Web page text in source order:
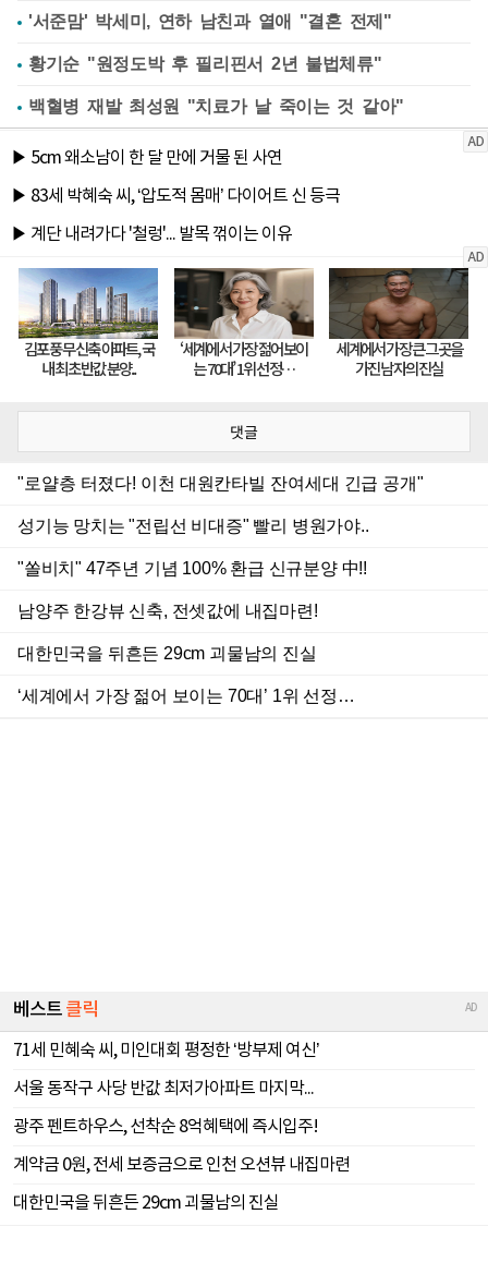
'서준맘' 박세미, 연하 남친과 열애 "결혼 전제"
황기순 "원정도박 후 필리핀서 2년 불법체류"
백혈병 재발 최성원 "치료가 날 죽이는 것 같아"
댓글